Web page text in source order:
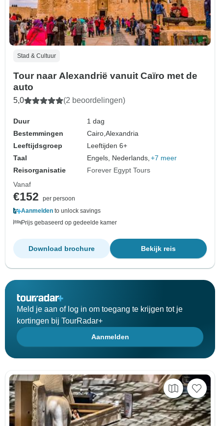
Stad & Cultuur
Tour naar Alexandrië vanuit Caïro met de
auto
5,0 (2 beoordelingen)
Duur
1 dag
Bestemmingen
Cairo,Alexandria
Leeftijdsgroep
Leeftijden 6+
Taal
Engels, Nederlands, +7 meer
Reisorganisatie
Forever Egypt Tours
Vanaf
€152
per persoon
Aanmelden to unlock savings
Prijs gebaseerd op gedeelde kamer
Bekijk reis
Download brochure
Meld je aan of log in om toegang te krijgen tot je
kortingen bij TourRadar+
Aanmelden